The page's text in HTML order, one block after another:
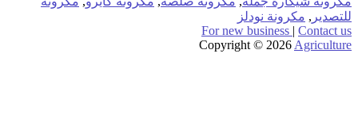
للتصدير , مكرونة نودلز
For new business | Contact us
Copyright © 2026Agriculture